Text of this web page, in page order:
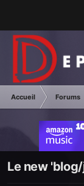
Accueil Forums
Le new